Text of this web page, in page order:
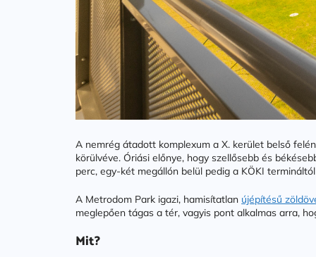
A nemrég átadott komplexum a X. kerület belső
körülvéve. Óriási előnye, hogy szellősebb és
perc, egy-két megállón belül pedig a KÖKI
A Metrodom Park igazi, hamisítatlan újépítésű
meglepően tágas a tér, vagyis pont alkalmas arra,
Mit?